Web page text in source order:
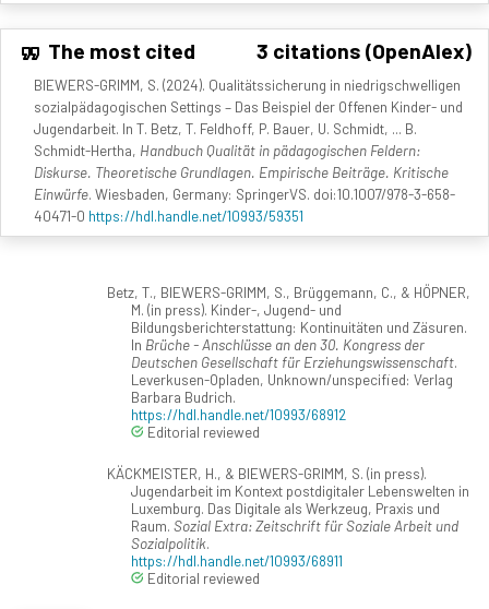
The most cited 3 citations (OpenAlex)
BIEWERS-GRIMM, S. (2024). Qualitätssicherung in niedrigschwelligen
sozialpädagogischen Settings – Das Beispiel der Offenen Kinder- und
Jugendarbeit. In T. Betz, T. Feldhoff, P. Bauer, U. Schmidt, ... B.
Schmidt-Hertha, Handbuch Qualität in pädagogischen Feldern:
Diskurse. Theoretische Grundlagen. Empirische Beiträge. Kritische
Einwürfe. Wiesbaden, Germany: SpringerVS. doi:10.1007/978-3-658-
40471-0 https://hdl.handle.net/10993/59351
Betz, T., BIEWERS-GRIMM, S., Brüggemann, C., & HÖPNER,
M. (in press). Kinder-, Jugend- und
Bildungsberichterstattung: Kontinuitäten und Zäsuren.
In Brüche - Anschlüsse an den 30. Kongress der
Deutschen Gesellschaft für Erziehungswissenschaft.
Leverkusen-Opladen, Unknown/unspecified: Verlag
Barbara Budrich.
https://hdl.handle.net/10993/68912
Editorial reviewed
KÄCKMEISTER, H., & BIEWERS-GRIMM, S. (in press).
Jugendarbeit im Kontext postdigitaler Lebenswelten in
Luxemburg. Das Digitale als Werkzeug, Praxis und
Raum. Sozial Extra: Zeitschrift für Soziale Arbeit und
Sozialpolitik.
https://hdl.handle.net/10993/68911
Editorial reviewed